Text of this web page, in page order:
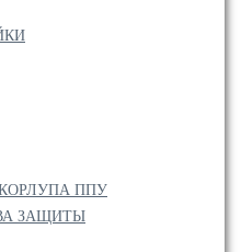
ППУ
ЗАЩИТЫ